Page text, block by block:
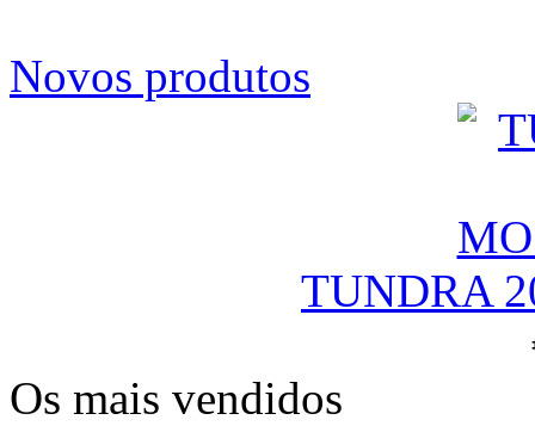
Novos produtos
TUNDRA
Os mais vendidos